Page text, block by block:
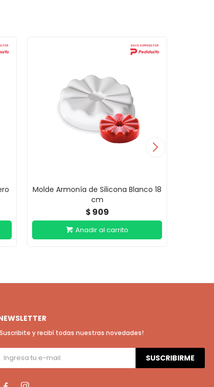
Molde Armonía de Silicona Blanco 18
cm
$ 909
y recibí todas nuestras novedades!
SUSCRIBIRME